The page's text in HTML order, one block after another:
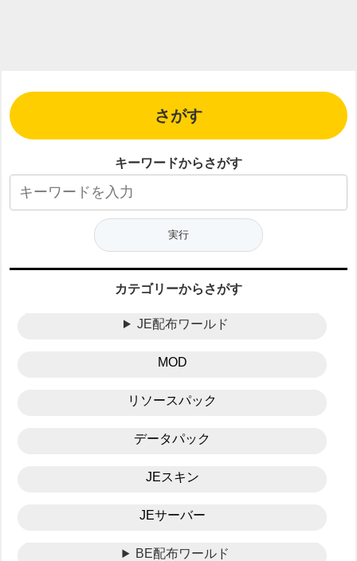
さがす
キーワードからさがす
カテゴリーからさがす
JE配布ワールド
MOD
リソースパック
データパック
JEスキン
JEサーバー
BE配布ワールド